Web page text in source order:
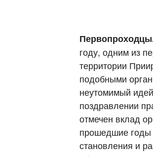
году, одним из
территории
подобными
неутомимый
поздравлении
отмечен вклад
прошедшие годы
становления и